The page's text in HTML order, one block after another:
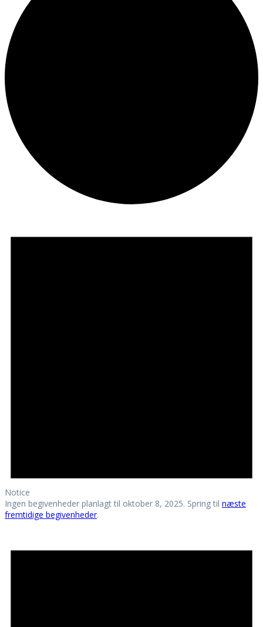
Notice
Ingen begivenheder planlagt til oktober 8, 2025. Spring til næste
fremtidige begivenheder.